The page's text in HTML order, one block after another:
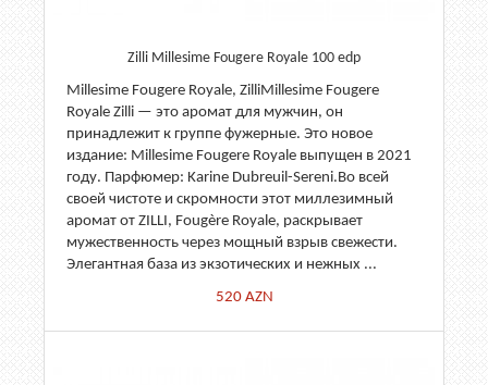
Zilli Millesime Fougere Royale 100 edp
Millesime Fougere Royale, ZilliMillesime Fougere
Royale Zilli — это аромат для мужчин, он
принадлежит к группе фужерные. Это новое
издание: Millesime Fougere Royale выпущен в 2021
году. Парфюмер: Karine Dubreuil-Sereni.Во всей
своей чистоте и скромности этот миллезимный
аромат от ZILLI, Fougère Royale, раскрывает
мужественность через мощный взрыв свежести.
Элегантная база из экзотических и нежных ...
520AZN